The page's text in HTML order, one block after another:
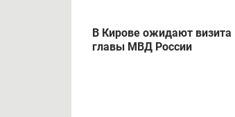
В Кирове ожидают визита
главы МВД России